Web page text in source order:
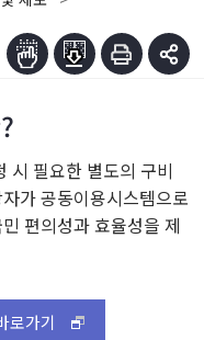
시 필요한 별도의 구비
가 공동이용시스템으로
편의성과 효율성을 제
로가기